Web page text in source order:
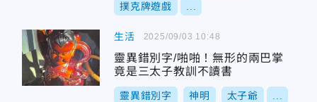
撲克牌遊戲
生活
靈異錯別字/啪啪！無形的兩巴掌
竟是三太子教訓不讀書
靈異錯別字 神明 太子爺
2025/09/03 10:48